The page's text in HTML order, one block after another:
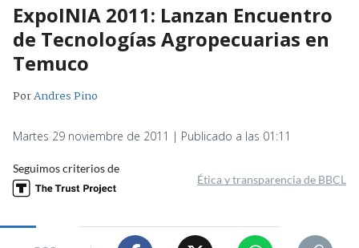
ExpoINIA 2011: Lanzan Encuentro
de Tecnologías Agropecuarias en
Temuco
PorAndres Pino
Martes 29 noviembre de 2011 | Publicado a las 01:11
Seguimos criterios de
Ética y transparencia de BBCL